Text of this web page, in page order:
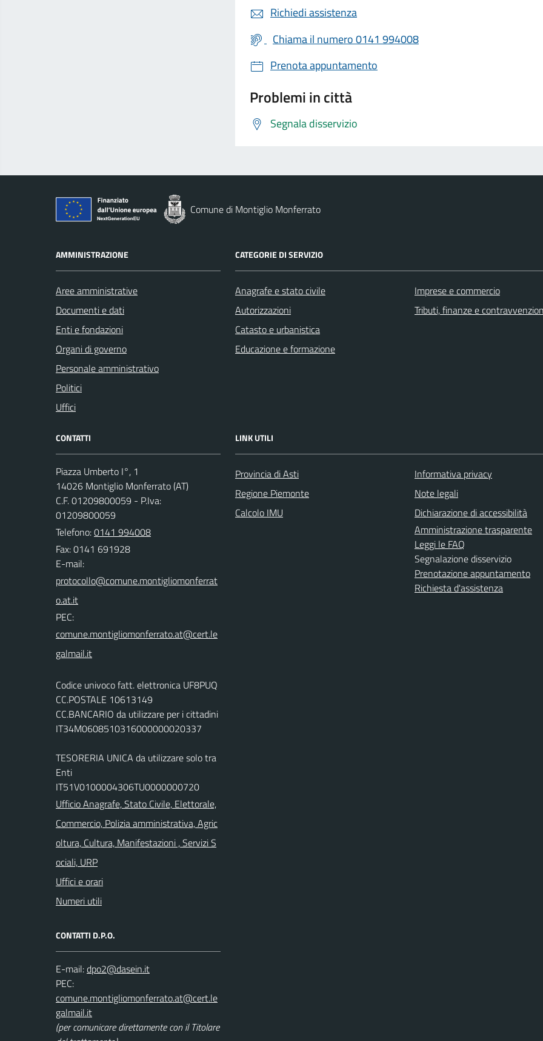
Richiedi assistenza
Chiama il numero 0141 994008
Prenota appuntamento
Problemi in città
Segnala disservizio
Comune di Montiglio Monferrato
AMMINISTRAZIONE
Aree amministrative
Documenti e dati
Enti e fondazioni
Organi di governo
Personale amministrativo
Politici
Uffici
CATEGORIE DI SERVIZIO
Anagrafe e stato civile
Autorizzazioni
Catasto e urbanistica
Educazione e formazione
Imprese e commercio
Tributi, finanze e
CONTATTI
Piazza Umberto I°, 1
14026 Montiglio Monferrato (AT)
C.F. 01209800059 - P.Iva:
01209800059
Telefono:0141 994008
Fax: 0141 691928
E-mail:
PEC:
Codice univoco fatt. elettronica UF8PUQ
CC.POSTALE 10613149
CC.BANCARIO da utilizzare per i cittadini
IT34M0608510316000000020337
TESORERIA UNICA da utilizzare solo tra
Enti
IT51V0100004306TU0000000720
Ufficio Anagrafe, Stato Civile, Elettorale,
Commercio, Polizia amministrativa, Agric
oltura, Cultura, Manifestazioni , Servizi S
ociali, URP
Uffici e orari
Numeri utili
CONTATTI D.P.O.
E-mail:
PEC:
(per comunicare direttamente con il Titolare
LINK UTILI
Provincia di Asti
Regione Piemonte
Calcolo IMU
Informativa privacy
Note legali
Dichiarazione di accessibilità
Amministrazione trasparente
Leggi le FAQ
Segnalazione disservizio
Prenotazione appuntamento
Richiesta d'assistenza